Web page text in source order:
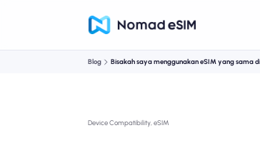
Blog Bisakah saya menggunakan eSIM yang sama
Device Compatibility, eSIM